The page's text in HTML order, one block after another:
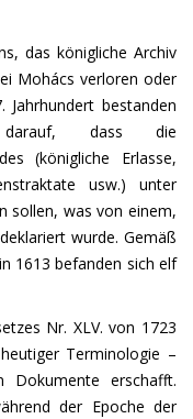
das königliche Archiv
Mohács verloren oder
bestanden
dass die
(königliche Erlasse,
usw.) unter
sollen, was von einem,
wurde. Gemäß
1613 befanden sich elf
Nr. XLV. von 1723
Terminologie –
Dokumente erschafft.
der Epoche der